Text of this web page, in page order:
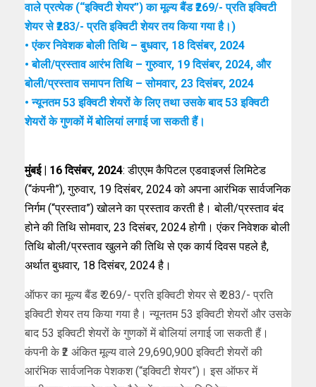
वाले प्रत्येक (“इक्विटी शेयर”) का मूल्य बैंड ₹269/- प्रति इक्विटी
शेयर से ₹283/- प्रति इक्विटी शेयर तय किया गया है।)
• एंकर निवेशक बोली तिथि – बुधवार, 18 दिसंबर, 2024
• बोली/प्रस्ताव आरंभ तिथि – गुरुवार, 19 दिसंबर, 2024, और
बोली/प्रस्ताव समापन तिथि – सोमवार, 23 दिसंबर, 2024
• न्यूनतम 53 इक्विटी शेयरों के लिए तथा उसके बाद 53 इक्विटी
शेयरों के गुणकों में बोलियां लगाई जा सकती हैं।
मुंबई | 16 दिसंबर, 2024: डीएएम कैपिटल एडवाइजर्स लिमिटेड
(“कंपनी”), गुरुवार, 19 दिसंबर, 2024 को अपना आरंभिक सार्वजनिक
निर्गम (“प्रस्ताव”) खोलने का प्रस्ताव करती है। बोली/प्रस्ताव बंद
होने की तिथि सोमवार, 23 दिसंबर, 2024 होगी। एंकर निवेशक बोली
तिथि बोली/प्रस्ताव खुलने की तिथि से एक कार्य दिवस पहले है,
अर्थात बुधवार, 18 दिसंबर, 2024 है।
ऑफर का मूल्य बैंड ₹ 269/- प्रति इक्विटी शेयर से ₹ 283/- प्रति
इक्विटी शेयर तय किया गया है। न्यूनतम 53 इक्विटी शेयरों और उसके
बाद 53 इक्विटी शेयरों के गुणकों में बोलियां लगाई जा सकती हैं।
कंपनी के ₹2 अंकित मूल्य वाले 29,690,900 इक्विटी शेयरों की
आरंभिक सार्वजनिक पेशकश (“इक्विटी शेयर”)। इस ऑफर में